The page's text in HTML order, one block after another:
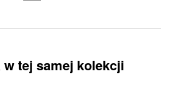
w tej samej kolekcji